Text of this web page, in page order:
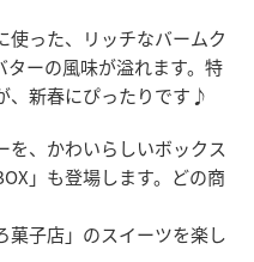
使った、リッチなバームク
ターの風味が溢れます。特
、新春にぴったりです♪
を、かわいらしいボックス
」も登場します。どの商
菓子店」のスイーツを楽し